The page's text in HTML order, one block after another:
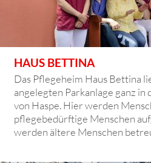
HAUS BETTINA
Das Pflegeheim Haus Bettina
angelegten Parkanlage ganz
von Haspe. Hier werden
pflegebedürftige Menschen
werden ältere Menschen